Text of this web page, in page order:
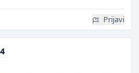
Prijavi